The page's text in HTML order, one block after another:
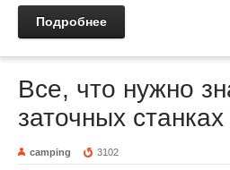
Подробнее
Все, что нужно
заточных
camping 3102